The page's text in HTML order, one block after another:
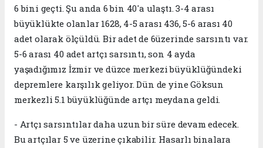
6 bini geçti. Şu anda 6 bin 40'a ulaştı. 3-4 arası
büyüklükte olanlar 1628, 4-5 arası 436, 5-6 arası 40
adet olarak ölçüldü. Bir adet de 6üzerinde sarsıntı var.
5-6 arası 40 adet artçı sarsıntı, son 4 ayda
yaşadığımız İzmir ve düzce merkezi büyüklüğündeki
depremlere karşılık geliyor. Dün de yine Göksun
merkezli 5.1 büyüklüğünde artçı meydana geldi.
- Artçı sarsıntılar daha uzun bir süre devam edecek.
Bu artçılar 5 ve üzerine çıkabilir. Hasarlı binalara